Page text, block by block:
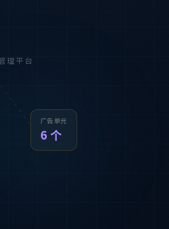
广告单元
6 个
理平台